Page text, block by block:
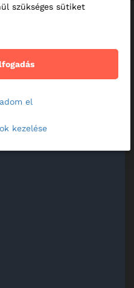
szükséges sütiket
el
kezelése